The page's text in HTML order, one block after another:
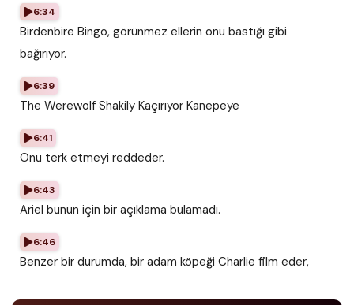
6:34
Birdenbire Bingo, görünmez ellerin onu bastığı gibi
bağırıyor.
6:39
The Werewolf Shakily Kaçırıyor Kanepeye
6:41
Onu terk etmeyi reddeder.
6:43
Ariel bunun için bir açıklama bulamadı.
6:46
Benzer bir durumda, bir adam köpeği Charlie film eder,